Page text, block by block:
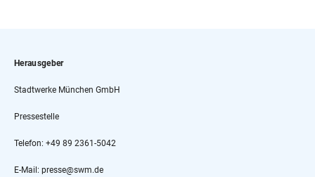
Herausgeber
Stadtwerke München GmbH
Pressestelle
Telefon: +49 89 2361-5042
E-Mail: presse@swm.de